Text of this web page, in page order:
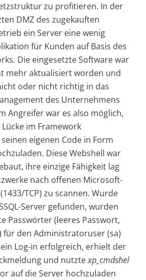
zu profitieren. In der
DMZ des zugekauften
ein Server eine wenig
für Kunden auf Basis des
Die eingesetzte Software war
mehr aktualisiert worden und
oder nicht richtig in das
des Unternehmens
Angreifer war es also möglich,
im Framework
eigenen Code in Form
Diese Webshell war
ihre einzige Fähigkeit lag
nach offenen Microsoft-
TCP) zu scannen. Wurde
Server gefunden, wurden
Passwörter (leeres Passwort,
für den Administratoruser (sa)
Log-in erfolgreich, erhielt der
und nutztexp_cmdshel
auf die Server hochzuladen